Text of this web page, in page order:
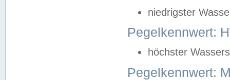
niedrigster
Pegelkennwert:
höchster
Pegelkennwert: